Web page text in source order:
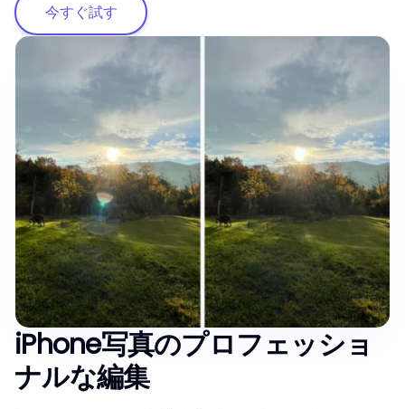
今すぐ試す
iPhone写真のプロフェッショ
ナルな編集